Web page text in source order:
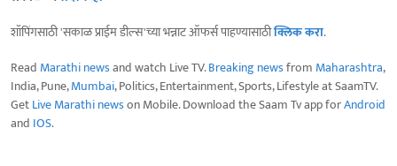
शॉपिंगसाठी 'सकाळ प्राईम डील्स'च्या भन्नाट ऑफर्स पाहण्यासाठीक्लिक करा.
Read Marathi newsand watch Live TV.Breaking newsfrom Maharashtra,
India, Pune,Mumbai, Politics, Entertainment, Sports, Lifestyle at SaamTV.
GetLive Marathi newson Mobile. Download the Saam Tv app forAndroid
and IOS.